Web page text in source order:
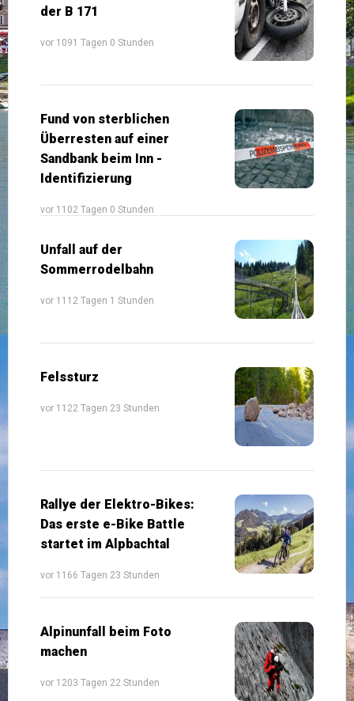
der B 171
vor 1091 Tagen 0 Stunden
Fund von sterblichen
Überresten auf einer
Sandbank beim Inn -
Identifizierung
vor 1102 Tagen 0 Stunden
Unfall auf der
Sommerrodelbahn
vor 1112 Tagen 1 Stunden
Felssturz
vor 1122 Tagen 23 Stunden
Rallye der Elektro-Bikes:
Das erste e-Bike Battle
startet im Alpbachtal
vor 1166 Tagen 23 Stunden
Alpinunfall beim Foto
machen
vor 1203 Tagen 22 Stunden